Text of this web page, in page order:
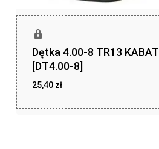
Dętka 4.00-8 TR13 KABAT
[DT4.00-8]
25,40 zł